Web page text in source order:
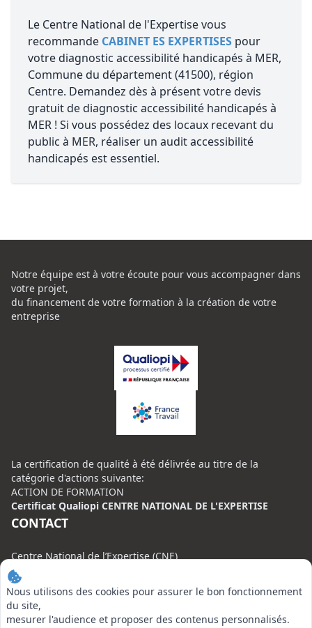
Le Centre National de l'Expertise vous
recommande CABINET ES EXPERTISES pour
votre diagnostic accessibilité handicapés à MER,
Commune du département (41500), région
Centre. Demandez dès à présent votre devis
gratuit de diagnostic accessibilité handicapés à
MER ! Si vous possédez des locaux recevant du
public à MER, réaliser un audit accessibilité
handicapés est essentiel.
Nous utilisons des cookies pour assurer le bon fonctionnement
du site,
mesurer l'audience et proposer des contenus personnalisés.
Notre équipe est à votre écoute pour vous accompagner dans
votre projet,
du financement de votre formation à la création de votre
entreprise
La certification de qualité à été délivrée au titre de la
catégorie d'actions suivante:
ACTION DE FORMATION
Certificat Qualiopi CENTRE NATIONAL DE L'EXPERTISE
CONTACT
Centre National de l’Expertise (CNE)
20 rue Henri Regnault, 75008 Paris
N°VERT : 0800 00 80 89